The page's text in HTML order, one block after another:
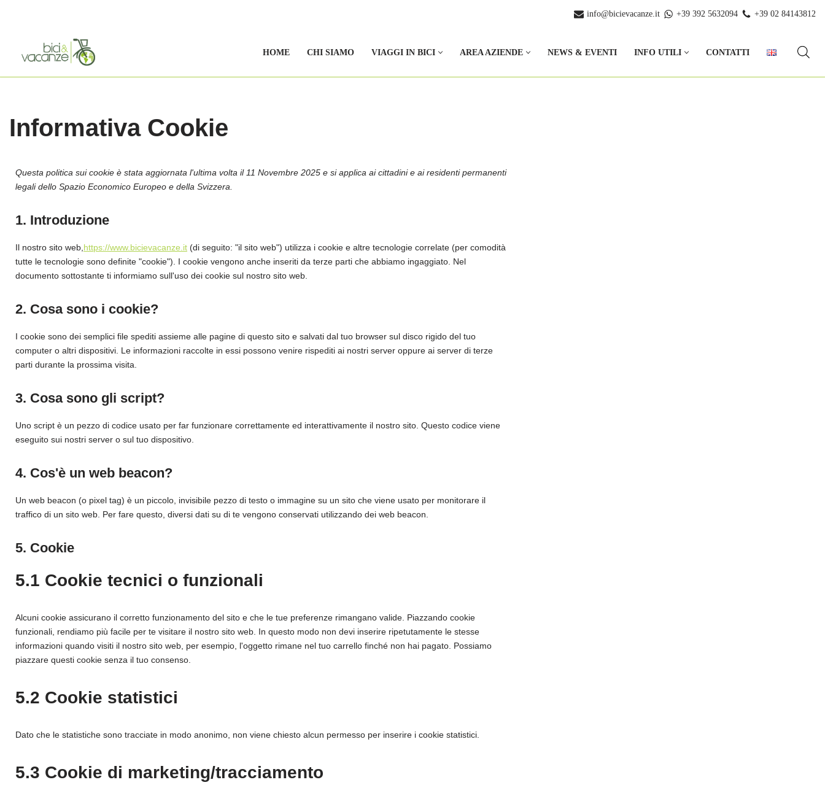
info@bicievacanze.it +39 392 5632094 +39 02 84143812
HOME CHI SIAMO VIAGGI IN BICI AREA AZIENDE NEWS & EVENTI INFO UTILI CONTATTI
Informativa Cookie
Questa politica sui cookie è stata aggiornata l'ultima volta il 11 Novembre 2025 e si applica ai cittadini e ai residenti permanenti
legali dello Spazio Economico Europeo e della Svizzera.
1. Introduzione
Il nostro sito web,https://www.bicievacanze.it (di seguito: "il sito web") utilizza i cookie e altre tecnologie correlate (per comodità
tutte le tecnologie sono definite "cookie"). I cookie vengono anche inseriti da terze parti che abbiamo ingaggiato. Nel
documento sottostante ti informiamo sull'uso dei cookie sul nostro sito web.
2. Cosa sono i cookie?
I cookie sono dei semplici file spediti assieme alle pagine di questo sito e salvati dal tuo browser sul disco rigido del tuo
computer o altri dispositivi. Le informazioni raccolte in essi possono venire rispediti ai nostri server oppure ai server di terze
parti durante la prossima visita.
3. Cosa sono gli script?
Uno script è un pezzo di codice usato per far funzionare correttamente ed interattivamente il nostro sito. Questo codice viene
eseguito sui nostri server o sul tuo dispositivo.
4. Cos'è un web beacon?
Un web beacon (o pixel tag) è un piccolo, invisibile pezzo di testo o immagine su un sito che viene usato per monitorare il
traffico di un sito web. Per fare questo, diversi dati su di te vengono conservati utilizzando dei web beacon.
5. Cookie
5.1 Cookie tecnici o funzionali
Alcuni cookie assicurano il corretto funzionamento del sito e che le tue preferenze rimangano valide. Piazzando cookie
funzionali, rendiamo più facile per te visitare il nostro sito web. In questo modo non devi inserire ripetutamente le stesse
informazioni quando visiti il nostro sito web, per esempio, l'oggetto rimane nel tuo carrello finché non hai pagato. Possiamo
piazzare questi cookie senza il tuo consenso.
5.2 Cookie statistici
Dato che le statistiche sono tracciate in modo anonimo, non viene chiesto alcun permesso per inserire i cookie statistici.
5.3 Cookie di marketing/tracciamento